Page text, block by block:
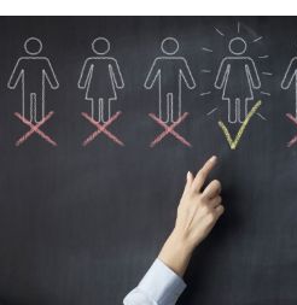
Подобрать специалиста?
Мы направим вам коммерческое
предложение в течении часа!
Заполняя данную форму, вы даете
Персональных данныхи соглашаетесь с
отношении обработки персональных данных